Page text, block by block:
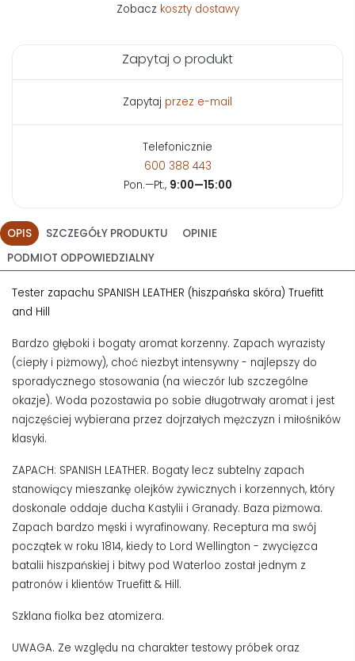
Zobacz koszty dostawy
Zapytaj o produkt
Zapytaj przez e-mail
Telefonicznie
600 388 443
Pon.—Pt., 9:00—15:00
OPIS SZCZEGÓŁY PRODUKTU
OPINIE
PODMIOT ODPOWIEDZIALNY
Tester zapachu SPANISH LEATHER (hiszpańska skóra) Truefitt
and Hill
Bardzo głęboki i bogaty aromat korzenny. Zapach wyrazisty
(ciepły i piżmowy), choć niezbyt intensywny - najlepszy do
sporadycznego stosowania (na wieczór lub szczególne
okazje). Woda pozostawia po sobie długotrwały aromat i jest
najczęściej wybierana przez dojrzałych mężczyzn i miłośników
klasyki.
ZAPACH: SPANISH LEATHER. Bogaty lecz subtelny zapach
stanowiący mieszankę olejków żywicznych i korzennych, który
doskonale oddaje ducha Kastylii i Granady. Baza piżmowa.
Zapach bardzo męski i wyrafinowany. Receptura ma swój
początek w roku 1814, kiedy to Lord Wellington - zwycięzca
batalii hiszpańskiej i bitwy pod Waterloo został jednym z
patronów i klientów Truefitt & Hill.
Szklana fiolka bez atomizera.
UWAGA. Ze względu na charakter testowy próbek oraz